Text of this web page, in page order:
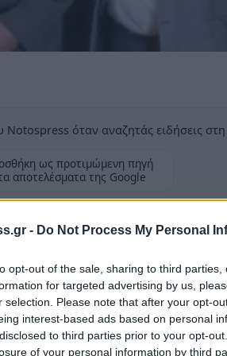
- Do Not Process My Personal
opt-out of the sale, sharing to third
for targeted advertising by us,
selection. Please note that after your opt-
interest-based ads based on personal
to third parties prior to your opt-
of your personal information by third
όταν αναζητάς ειδήσεις
ως προτιμώμενη πηγή
αποτελέσματα της Google
αλλά και απαιτητική
Βαγγέλης Βαλιώτης. Το
τα «κλειδιά» του Δήμου στον